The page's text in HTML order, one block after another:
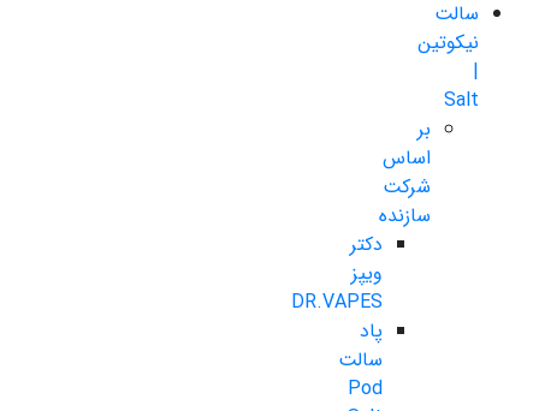
سالت
نیکوتین
|
Salt
بر
اساس
شرکت
سازنده
دکتر
ویپز
DR.VAPES
پاد
سالت
Pod